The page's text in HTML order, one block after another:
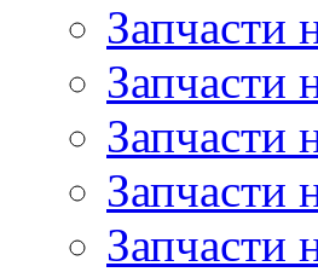
Запчасти
Запчасти
Запчасти